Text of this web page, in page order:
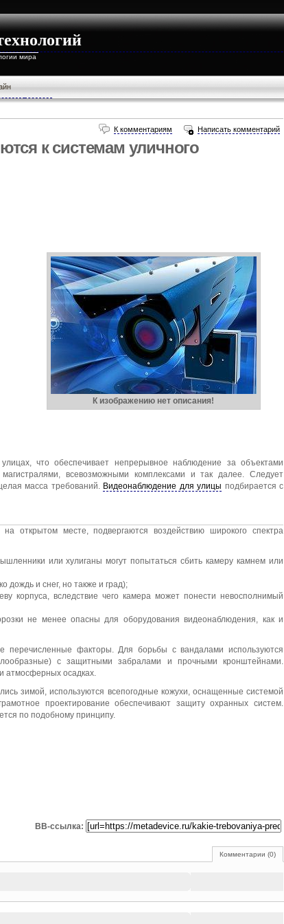
мира
Написать комментарий
К комментариям
к системам уличного
К изображению нет описания!
что обеспечивает непрерывное наблюдение за объектами
всевозможными комплексами и так далее. Следует
масса требований. Видеонаблюдение для улицы подбирается с
открытом месте, подвергаются воздействию широкого спектра
или хулиганы могут попытаться сбить камеру камнем или
дождь и снег, но также и град);
корпуса, вследствие чего камера может понести невосполнимый
не менее опасны для оборудования видеонаблюдения, как и
перечисленные факторы. Для борьбы с вандалами используются
с защитными забралами и прочными кронштейнами.
атмосферных осадках.
зимой, используются всепогодные кожухи, оснащенные системой
проектирование обеспечивают защиту охранных систем.
по подобному принципу.
BB-ссылка:
Комментарии (0)